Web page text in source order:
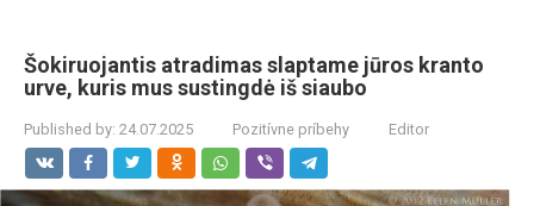
Šokiruojantis atradimas slaptame jūros kranto
urve, kuris mus sustingdė iš siaubo
Published by: 24.07.2025 Pozitívne príbehy Editor